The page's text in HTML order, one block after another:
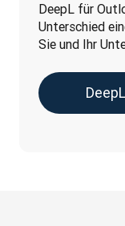
DeepL für
Unterschied
Sie und Ihr